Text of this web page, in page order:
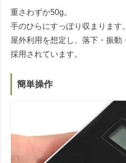
重さわずか50g。
手のひらにすっぽり収まります。
屋外利用を想定し、落下・振動
採用されています。
簡単操作